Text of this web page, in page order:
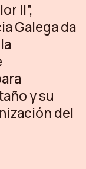
II”,
Galega da
y su
del